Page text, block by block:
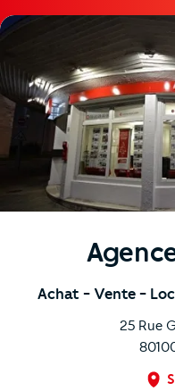
https://
Achat - Vente -
25 Rue